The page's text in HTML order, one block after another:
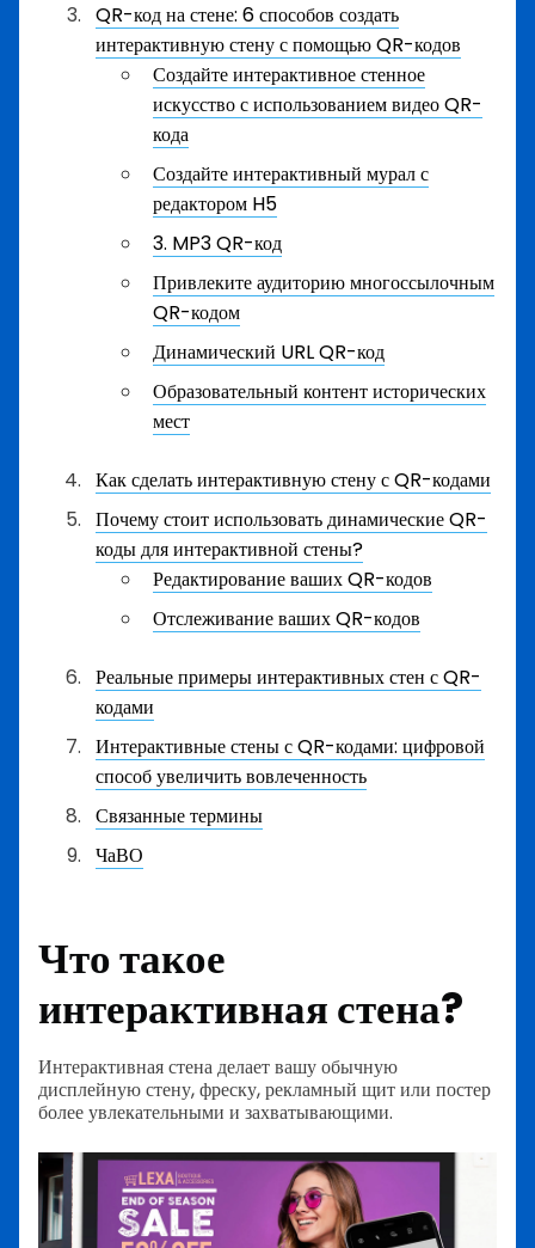
QR-код на стене: 6 способов создать
интерактивную стену с помощью QR-кодов
Создайте интерактивное стенное
искусство с использованием видео QR-
кода
Создайте интерактивный мурал с
редактором H5
3. MP3 QR-код
Привлеките аудиторию многоссылочным
QR-кодом
Динамический URL QR-код
Образовательный контент исторических
мест
Как сделать интерактивную стену с QR-кодами
Почему стоит использовать динамические QR-
коды для интерактивной стены?
Редактирование ваших QR-кодов
Отслеживание ваших QR-кодов
Реальные примеры интерактивных стен с QR-
кодами
Интерактивные стены с QR-кодами: цифровой
способ увеличить вовлеченность
Связанные термины
ЧаВО
Что такое
интерактивная стена?
Интерактивная стена делает вашу обычную
дисплейную стену, фреску, рекламный щит или постер
более увлекательными и захватывающими.